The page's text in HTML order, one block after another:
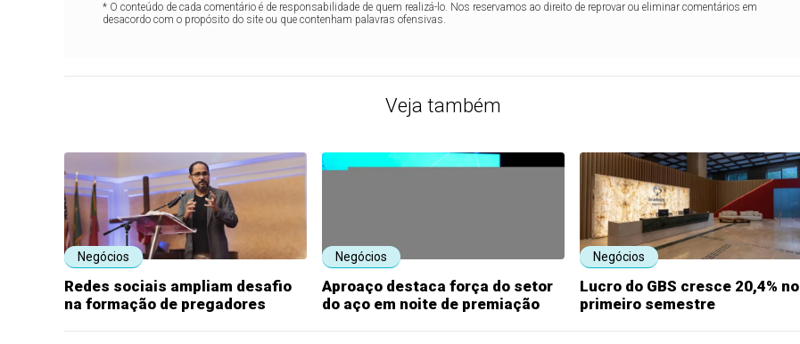
* O conteúdo de cada comentário é de responsabilidade de quem realizá-lo. Nos reservamos ao direito de reprovar ou eliminar comentários em
desacordo com o propósito do site ou que contenham palavras ofensivas.
Veja também
Negócios
Redes sociais ampliam desafio
na formação de pregadores
Negócios
Aproaço destaca força do setor
do aço em noite de premiação
Negócios
Lucro do GBS cresce 20,4% no
primeiro semestre